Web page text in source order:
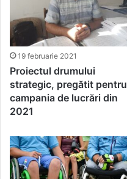
19 februarie 2021
Proiectul drumului
strategic, pregătit pentru
campania de lucrări din
2021